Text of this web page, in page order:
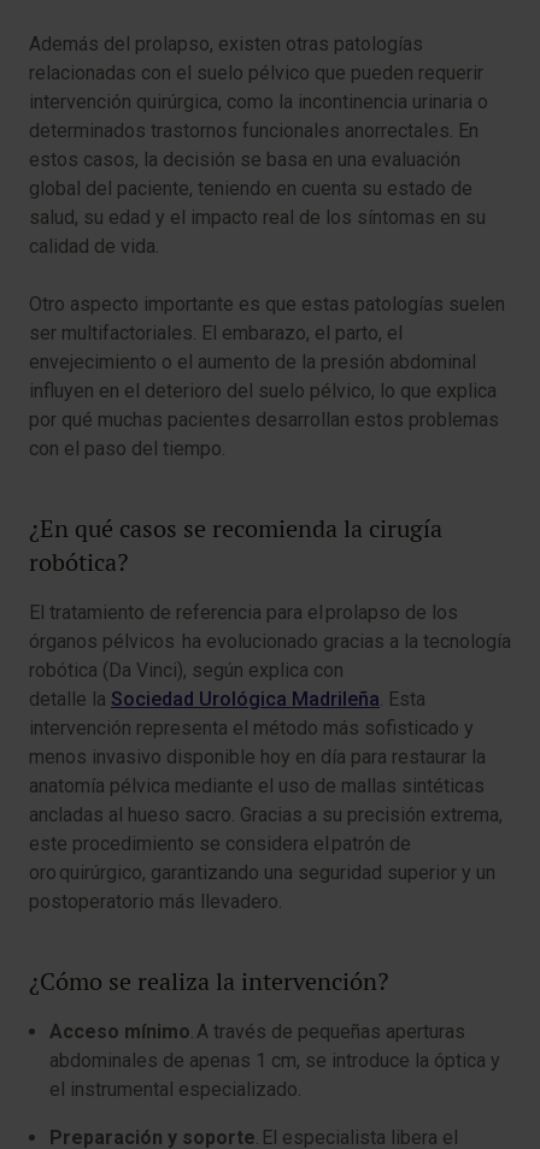
Además del prolapso, existen otras patologías
relacionadas con el suelo pélvico que pueden requerir
intervención quirúrgica, como la incontinencia urinaria o
determinados trastornos funcionales anorrectales. En
estos casos, la decisión se basa en una evaluación
global del paciente, teniendo en cuenta su estado de
salud, su edad y el impacto real de los síntomas en su
calidad de vida.
Otro aspecto importante es que estas patologías suelen
ser multifactoriales. El embarazo, el parto, el
envejecimiento o el aumento de la presión abdominal
influyen en el deterioro del suelo pélvico, lo que explica
por qué muchas pacientes desarrollan estos problemas
con el paso del tiempo.
¿En qué casos se recomienda la cirugía
robótica?
El tratamiento de referencia para el prolapso de los
órganos pélvicos ha evolucionado gracias a la tecnología
robótica (Da Vinci), según explica con
detalle la Sociedad Urológica Madrileña. Esta
intervención representa el método más sofisticado y
menos invasivo disponible hoy en día para restaurar la
anatomía pélvica mediante el uso de mallas sintéticas
ancladas al hueso sacro. Gracias a su precisión extrema,
este procedimiento se considera el patrón de
oro quirúrgico, garantizando una seguridad superior y un
postoperatorio más llevadero.
¿Cómo se realiza la intervención?
Acceso mínimo. A través de pequeñas aperturas
abdominales de apenas 1 cm, se introduce la óptica y
el instrumental especializado.
Preparación y soporte. El especialista libera el